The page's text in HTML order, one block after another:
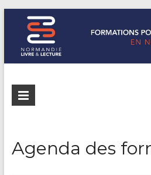
Formations
de
Normandie
Livre &
formations
pour les
Agenda des